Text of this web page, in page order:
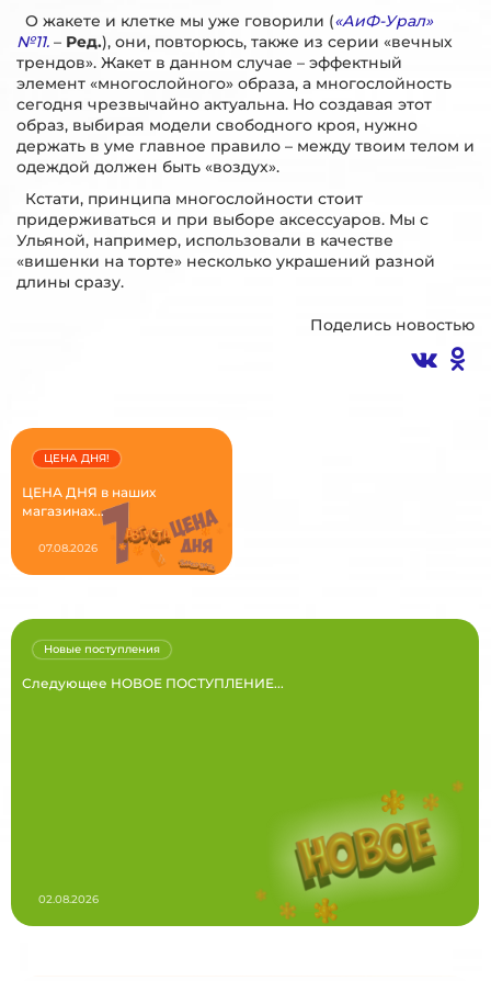
О жакете и клетке мы уже говорили («АиФ-Урал»
№11. – Ред.), они, повторюсь, также из серии «вечных
трендов». Жакет в данном случае – эффектный
элемент «многослойного» образа, а многослойность
сегодня чрезвычайно актуальна. Но создавая этот
образ, выбирая модели свободного кроя, нужно
держать в уме главное правило – между твоим телом и
одеждой должен быть «воздух».
Кстати, принципа многослойности стоит
придерживаться и при выборе аксессуаров. Мы с
Ульяной, например, использовали в качестве
«вишенки на торте» несколько украшений разной
длины сразу.
Поделись новостью
ЦЕНА ДНЯ в наших
магазинах...
ЦЕНА ДНЯ!
07.08.2026
Следующее НОВОЕ ПОСТУПЛЕНИЕ...
Новые поступления
02.08.2026